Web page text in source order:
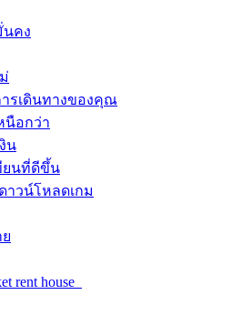
คง
รเดินทางของคุณ
นือกว่า
น
ยนที่ดีขึ้น
าวน์โหลดเกม
rent house